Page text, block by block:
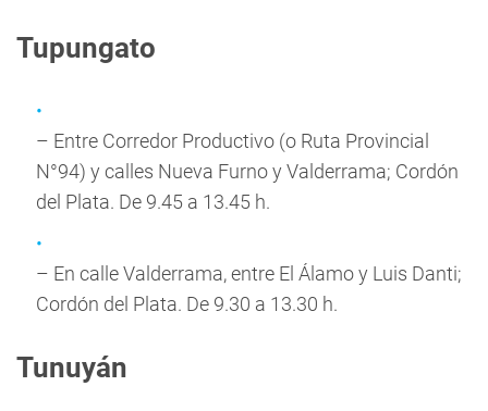
Tupungato
– Entre Corredor Productivo (o Ruta Provincial
N°94) y calles Nueva Furno y Valderrama; Cordón
del Plata. De 9.45 a 13.45 h.
– En calle Valderrama, entre El Álamo y Luis Danti;
Cordón del Plata. De 9.30 a 13.30 h.
Tunuyán